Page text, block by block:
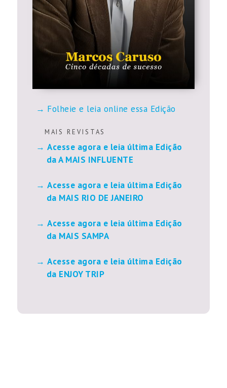
Folheie e leia online essa Edição
M A I S R E V I S T A S
Acesse agora e leia última Edição
da A MAIS INFLUENTE
Acesse agora e leia última Edição
da MAIS RIO DE JANEIRO
Acesse agora e leia última Edição
da MAIS SAMPA
Acesse agora e leia última Edição
da ENJOY TRIP